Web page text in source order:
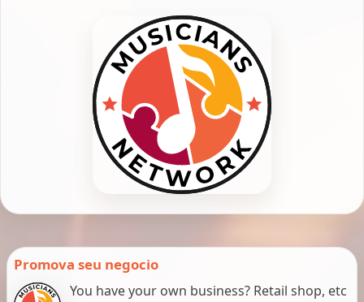
Promova seu negocio
You have your own business? Retail shop, etc